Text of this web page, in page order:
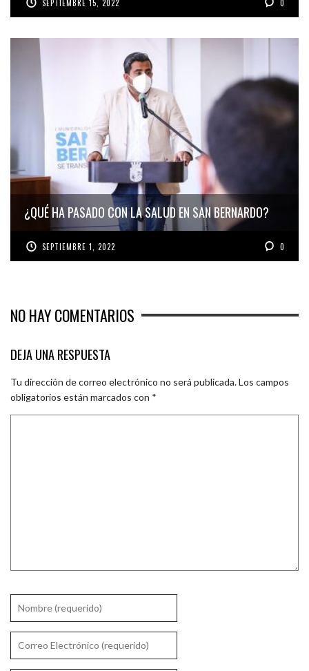
SEPTIEMBRE 15, 2022 0
¿QUÉ HA PASADO CON LA SALUD EN SAN BERNARDO?
SEPTIEMBRE 1, 2022 0
NO HAY COMENTARIOS
DEJA UNA RESPUESTA
Tu dirección de correo electrónico no será publicada.Los campos
obligatorios están marcados con *